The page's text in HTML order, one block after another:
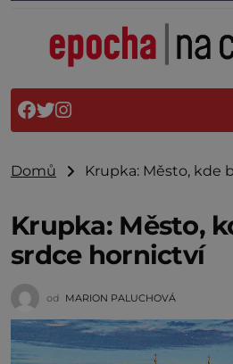
Domů Krupka: Město, kde
Krupka: Město,
srdce hornictví
od MARION PALUCHOVÁ